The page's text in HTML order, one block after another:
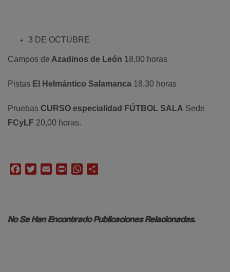
3 DE OCTUBRE
Campos de Azadinos de León 18,00 horas
Pistas El Helmántico Salamanca 18,30 horas
Pruebas CURSO especialidad FÚTBOL SALA Sede
FCyLF 20,00 horas.
FacebookTwitterEmail Print WhatsApp
No Se Han Encontrado Publicaciones Relacionadas.